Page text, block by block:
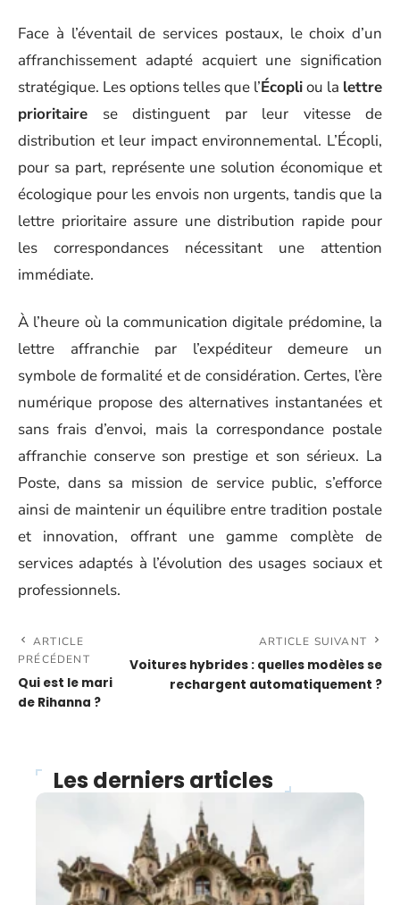
Face à l’éventail de services postaux, le choix d’un
affranchissement adapté acquiert une signification
stratégique. Les options telles que l’Écopliou la lettre
prioritaire se distinguent par leur vitesse de
distribution et leur impact environnemental. L’Écopli,
pour sa part, représente une solution économique et
écologique pour les envois non urgents, tandis que la
lettre prioritaire assure une distribution rapide pour
les correspondances nécessitant une attention
immédiate.
À l’heure où la communication digitale prédomine, la
lettre affranchie par l’expéditeur demeure un
symbole de formalité et de considération. Certes, l’ère
numérique propose des alternatives instantanées et
sans frais d’envoi, mais la correspondance postale
affranchie conserve son prestige et son sérieux. La
Poste, dans sa mission de service public, s’efforce
ainsi de maintenir un équilibre entre tradition postale
et innovation, offrant une gamme complète de
services adaptés à l’évolution des usages sociaux et
professionnels.
ARTICLE
PRÉCÉDENT
Qui est le mari
de Rihanna ?
ARTICLE SUIVANT
Voitures hybrides : quelles modèles se
rechargent automatiquement ?
Les derniers articles